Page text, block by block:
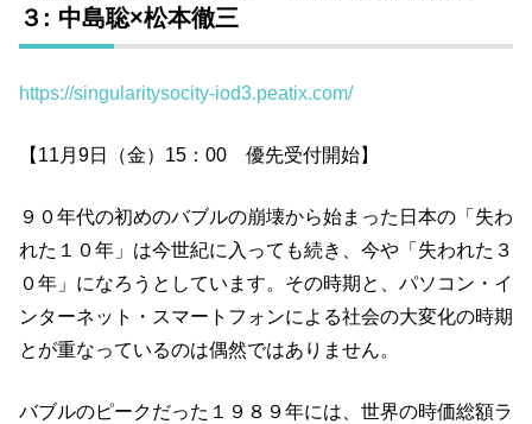
３: 中島聡×松本徹三
https://singularitysocity-iod3.peatix.com/
【11月9日（金）15：00 優先受付開始】
９０年代の初めのバブルの崩壊から始まった日本の「失わ
れた１０年」は今世紀に入っても続き、今や「失われた３
０年」になろうとしています。その時期と、パソコン・イ
ンターネット・スマートフォンによる社会の大変化の時期
とが重なっているのは偶然ではありません。
バブルのピークだった１９８９年には、世界の時価総額ラ